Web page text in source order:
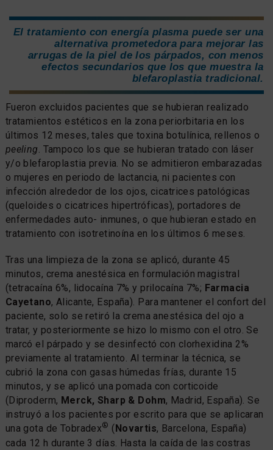
El tratamiento con energía plasma puede ser una
alternativa prometedora para mejorar las
arrugas de la piel de los párpados, con menos
efectos secundarios que los que muestra la
blefaroplastia tradicional.
Fueron excluidos pacientes que se hubieran realizado
tratamientos estéticos en la zona periorbitaria en los
últimos 12 meses, tales que toxina botulínica, rellenos o
peeling. Tampoco los que se hubieran tratado con láser
y/o blefaroplastia previa. No se admitieron embarazadas
o mujeres en periodo de lactancia, ni pacientes con
infección alrededor de los ojos, cicatrices patológicas
(queloides o cicatrices hipertróficas), portadores de
enfermedades auto- inmunes, o que hubieran estado en
tratamiento con isotretinoína en los últimos 6 meses.
Tras una limpieza de la zona se aplicó, durante 45
minutos, crema anestésica en formulación magistral
(tetracaína 6%, lidocaína 7% y prilocaína 7%; Farmacia
Cayetano, Alicante, España). Para mantener el confort del
paciente, solo se retiró la crema anestésica del ojo a
tratar, y posteriormente se hizo lo mismo con el otro. Se
marcó el párpado y se desinfectó con clorhexidina 2%
previamente al tratamiento. Al terminar la técnica, se
cubrió la zona con gasas húmedas frías, durante 15
minutos, y se aplicó una pomada con corticoide
(Diproderm, Merck, Sharp & Dohm, Madrid, España). Se
instruyó a los pacientes por escrito para que se aplicaran
una gota de Tobradex® (Novartis, Barcelona, España)
cada 12 h durante 3 días. Hasta la caída de las costras